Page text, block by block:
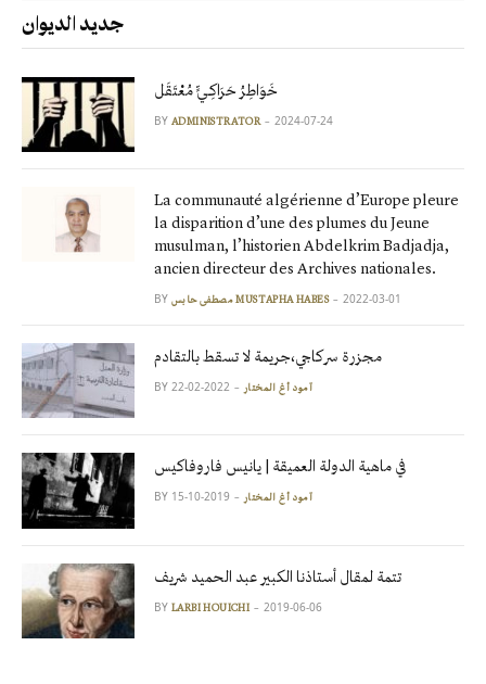
جديد الديوان
خَوَاطِرُ حَرَاكِـيٍّ مُعْتَقَل
BY ADMINISTRATOR 2024-07-24
La communauté algérienne d’Europe pleure
la disparition d’une des plumes du Jeune
musulman, l’historien Abdelkrim Badjadja,
ancien directeur des Archives nationales.
BY مصطفى حابس MUSTAPHA HABES 2022-03-01
مجزرة سركاجي،جريمة لا تسقط بالتقادم
BY آمود أغ المختار 2022-02-22
في ماهية الدولة العميقة | يانيس فاروفاكيس
BY آمود أغ المختار 2019-10-15
تتمة لمقال أستاذنا الكبير عبد الحميد شريف
BY LARBI HOUICHI 2019-06-06